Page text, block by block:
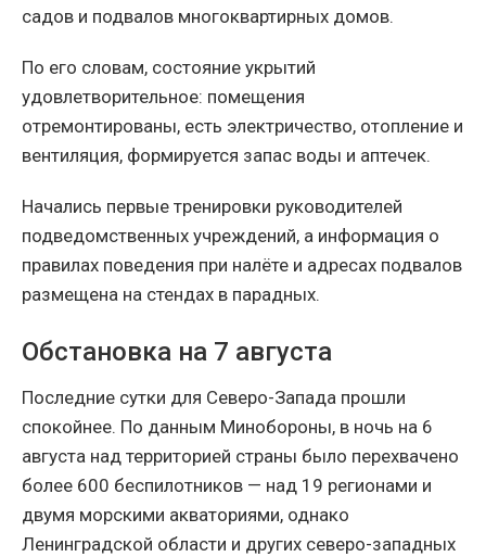
садов и подвалов многоквартирных домов.
По его словам, состояние укрытий
удовлетворительное: помещения
отремонтированы, есть электричество, отопление и
вентиляция, формируется запас воды и аптечек.
Начались первые тренировки руководителей
подведомственных учреждений, а информация о
правилах поведения при налёте и адресах подвалов
размещена на стендах в парадных.
Обстановка на 7 августа
Последние сутки для Северо-Запада прошли
спокойнее. По данным Минобороны, в ночь на 6
августа над территорией страны было перехвачено
более 600 беспилотников — над 19 регионами и
двумя морскими акваториями, однако
Ленинградской области и других северо-западных